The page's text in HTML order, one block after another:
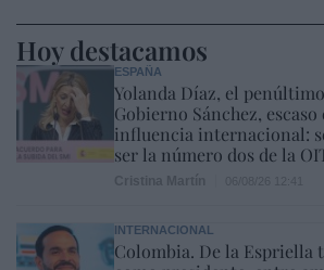
Hoy destacamos
ESPAÑA
Yolanda Díaz, el
Gobierno Sánchez,
influencia internacional:
ser la número dos de la
INTERNACIONAL
Colombia. De la Espriella